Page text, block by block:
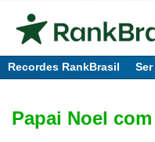
Recordes RankBrasil
Papai Noel